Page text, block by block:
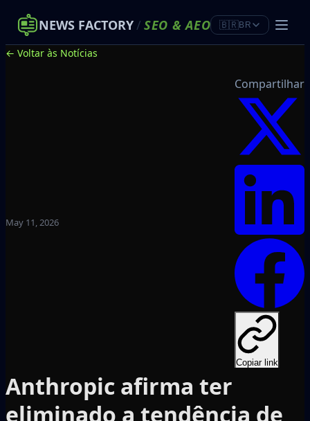
NEWS FACTORY/ SEO &AEO 🇧🇷BR
← Voltar às Notícias
May 11, 2026
Compartilhar
Copiar link
Anthropic afirma ter
eliminado a tendência de